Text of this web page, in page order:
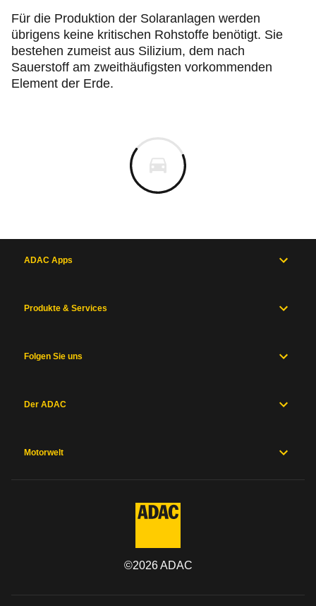
Für die Produktion der Solaranlagen werden
übrigens keine kritischen Rohstoffe benötigt. Sie
bestehen zumeist aus Silizium, dem nach
Sauerstoff am zweithäufigsten vorkommenden
Element der Erde.
ADAC Apps
Produkte & Services
Folgen Sie uns
Der ADAC
Motorwelt
©2026ADAC